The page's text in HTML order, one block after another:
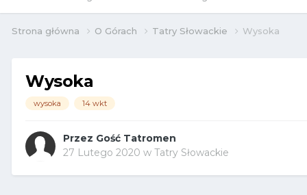
Strona główna O Górach Tatry Słowackie Wysoka
Wysoka
wysoka 14 wkt
Przez Gość Tatromen
27 Lutego 2020 w Tatry Słowackie